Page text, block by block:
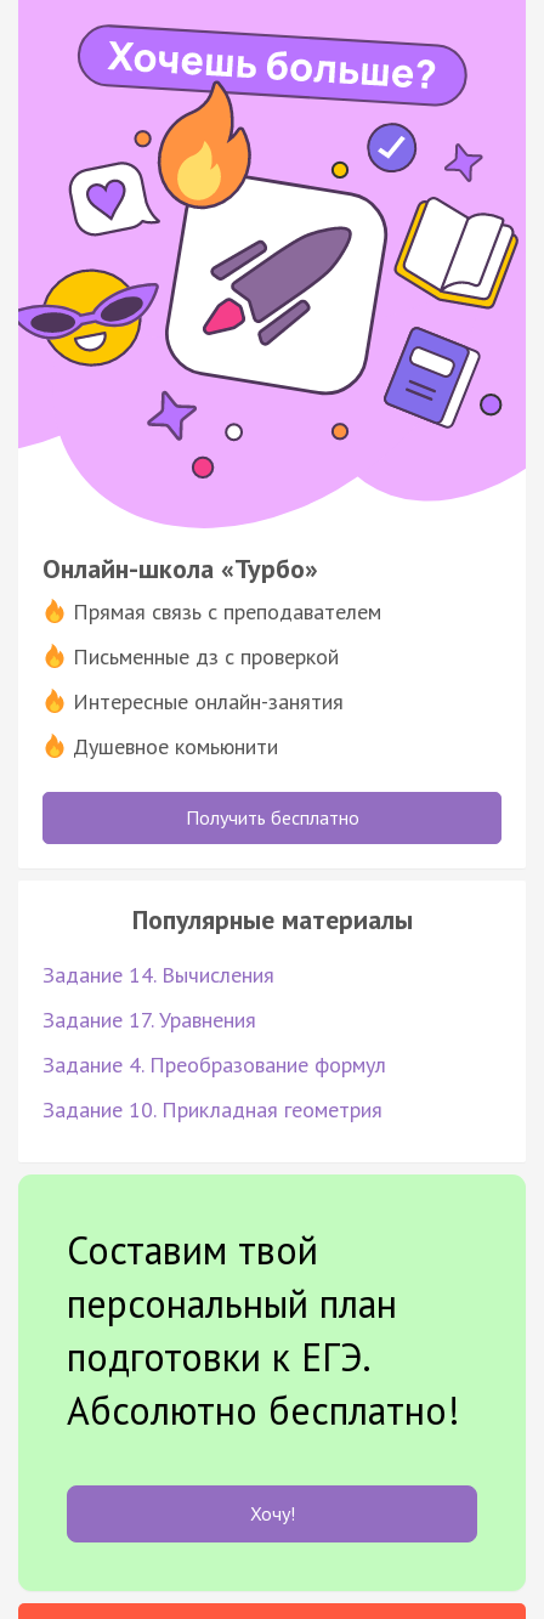
Онлайн-школа «Турбо»
Прямая связь с преподавателем
Письменные дз с проверкой
Интересные онлайн-занятия
Душевное комьюнити
Получить бесплатно
Популярные материалы
Задание 14. Вычисления
Задание 17. Уравнения
Задание 4. Преобразование формул
Задание 10. Прикладная геометрия
Составим твой
персональный план
подготовки к ЕГЭ.
Абсолютно бесплатно!
Хочу!